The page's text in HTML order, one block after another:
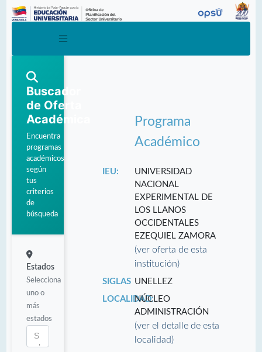
Buscador
de Oferta
Académica
Encuentra
programas
académicos
según
tus
criterios
de
búsqueda
Estados
Selecciona
uno o
más
estados
Programa
Académico
IEU:
UNIVERSIDAD
NACIONAL
EXPERIMENTAL DE
LOS LLANOS
OCCIDENTALES
EZEQUIEL ZAMORA
(ver oferta de esta
institución)
SIGLAS UNELLEZ
LOCALIDAD:NÚCLEO
ADMINISTRACIÓN
(ver el detalle de esta
localidad)